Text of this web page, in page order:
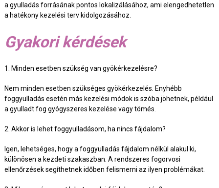
a gyulladás forrásának pontos lokalizálásához, ami elengedhetetlen
a hatékony kezelési terv kidolgozásához.
Gyakori kérdések
1. Minden esetben szükség van gyökérkezelésre?
Nem minden esetben szükséges gyökérkezelés. Enyhébb
foggyulladás esetén más kezelési módok is szóba jöhetnek, például
a gyulladt fog gyógyszeres kezelése vagy tömés.
2. Akkor is lehet foggyulladásom, ha nincs fájdalom?
Igen, lehetséges, hogy a foggyulladás fájdalom nélkül alakul ki,
különösen a kezdeti szakaszban. A rendszeres fogorvosi
ellenőrzések segíthetnek időben felismerni az ilyen problémákat.